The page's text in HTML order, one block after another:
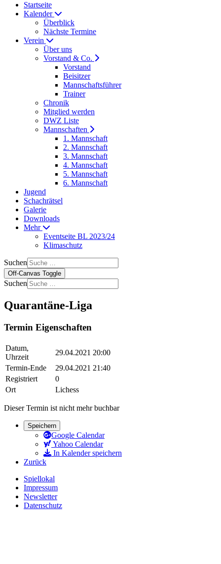
Startseite
Kalender
Überblick
Nächste Termine
Verein
Über uns
Vorstand & Co.
Vorstand
Beisitzer
Mannschaftsführer
Trainer
Chronik
Mitglied werden
DWZ Liste
Mannschaften
1. Mannschaft
2. Mannschaft
3. Mannschaft
4. Mannschaft
5. Mannschaft
6. Mannschaft
Jugend
Schachrätsel
Galerie
Downloads
Mehr
Eventseite BL 2023/24
Klimaschutz
Suchen
Off-Canvas Toggle
Suchen
Quarantäne-Liga
Termin Eigenschaften
Datum,
Uhrzeit
29.04.2021 20:00
Termin-Ende
29.04.2021 21:40
Registriert
0
Ort
Lichess
Dieser Termin ist nicht mehr buchbar
Speichern
Google Calendar
Yahoo Calendar
In Kalender speichern
Zurück
Spiellokal
Impressum
Newsletter
Datenschutz